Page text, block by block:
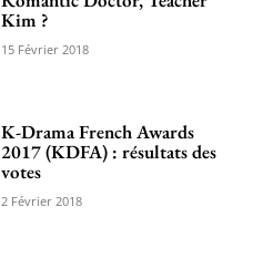
Kim ?
15 Février 2018
K-Drama French Awards
2017 (KDFA) : résultats des
votes
2 Février 2018